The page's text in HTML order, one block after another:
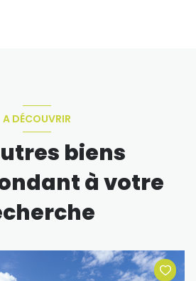
A DÉCOUVRIR
biens
à votre